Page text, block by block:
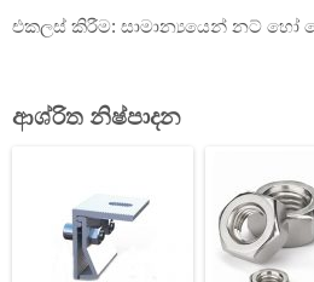
එකලස් කිරීම: සාමාන්‍යයෙන් නට් හෝ
ආශ්රිත නිෂ්පාදන